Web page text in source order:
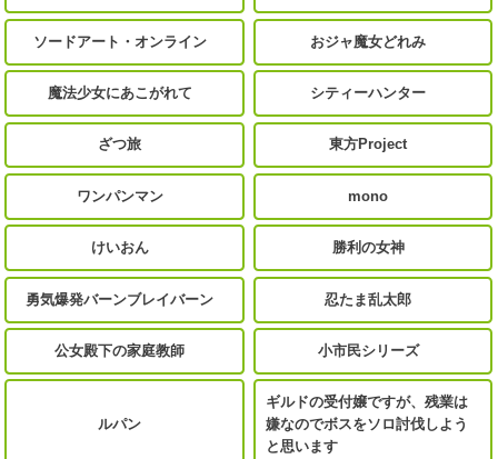
ソードアート・オンライン おジャ魔女どれみ
魔法少女にあこがれて シティーハンター
ざつ旅 東方Project
ワンパンマン mono
けいおん 勝利の女神
勇気爆発バーンブレイバーン 忍たま乱太郎
公女殿下の家庭教師 小市民シリーズ
ルパン
ギルドの受付嬢ですが、残業は
嫌なのでボスをソロ討伐しよう
と思います